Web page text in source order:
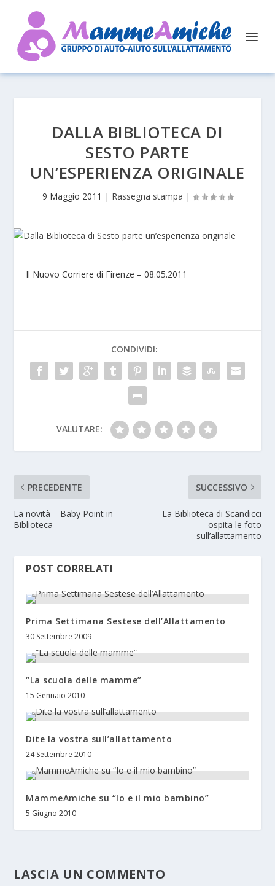
DALLA BIBLIOTECA DI
SESTO PARTE
UN’ESPERIENZA ORIGINALE
9 Maggio 2011 | Rassegna stampa |
Il Nuovo Corriere di Firenze – 08.05.2011
CONDIVIDI:
VALUTARE:
PRECEDENTE
La novità – Baby Point in
Biblioteca
SUCCESSIVO
La Biblioteca di Scandicci
ospita le foto
sull’allattamento
POST CORRELATI
Prima Settimana Sestese dell’Allattamento
30 Settembre 2009
“La scuola delle mamme”
15 Gennaio 2010
Dite la vostra sull’allattamento
24 Settembre 2010
MammeAmiche su “Io e il mio bambino”
5 Giugno 2010
LASCIA UN COMMENTO